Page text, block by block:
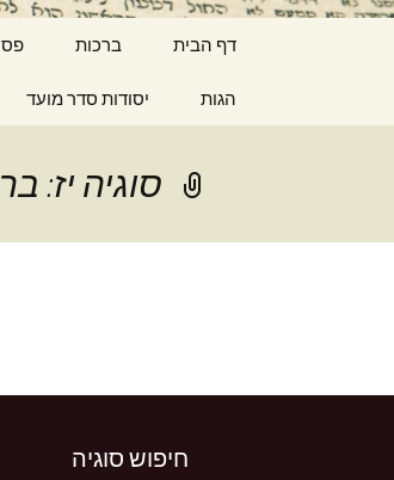
לתוכן
דף הבית ברכות
הגות יסודות סדר מועד
סוגיה יז:
חיפוש סוגיה